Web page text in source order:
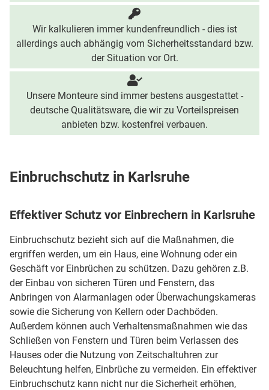
Wir kalkulieren immer kundenfreundlich - dies ist
allerdings auch abhängig vom Sicherheitsstandard bzw.
der Situation vor Ort.
Unsere Monteure sind immer bestens ausgestattet -
deutsche Qualitätsware, die wir zu Vorteilspreisen
anbieten bzw. kostenfrei verbauen.
Einbruchschutz in Karlsruhe
Effektiver Schutz vor Einbrechern in Karlsruhe
Einbruchschutz bezieht sich auf die Maßnahmen, die
ergriffen werden, um ein Haus, eine Wohnung oder ein
Geschäft vor Einbrüchen zu schützen. Dazu gehören z.B.
der Einbau von sicheren Türen und Fenstern, das
Anbringen von Alarmanlagen oder Überwachungskameras
sowie die Sicherung von Kellern oder Dachböden.
Außerdem können auch Verhaltensmaßnahmen wie das
Schließen von Fenstern und Türen beim Verlassen des
Hauses oder die Nutzung von Zeitschaltuhren zur
Beleuchtung helfen, Einbrüche zu vermeiden. Ein effektiver
Einbruchschutz kann nicht nur die Sicherheit erhöhen,